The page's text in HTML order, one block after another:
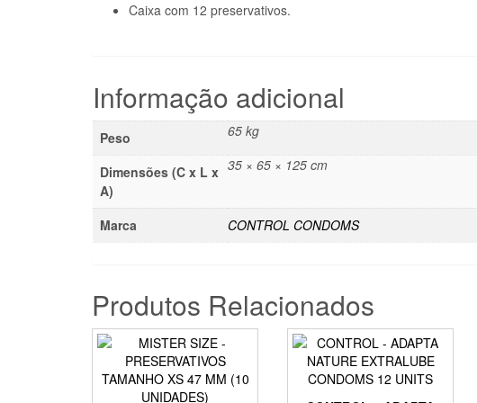
Caixa com 12 preservativos.
Informação adicional
Peso 65 kg
Dimensões (C x L x
A)
35 × 65 × 125 cm
Marca CONTROL CONDOMS
Produtos Relacionados